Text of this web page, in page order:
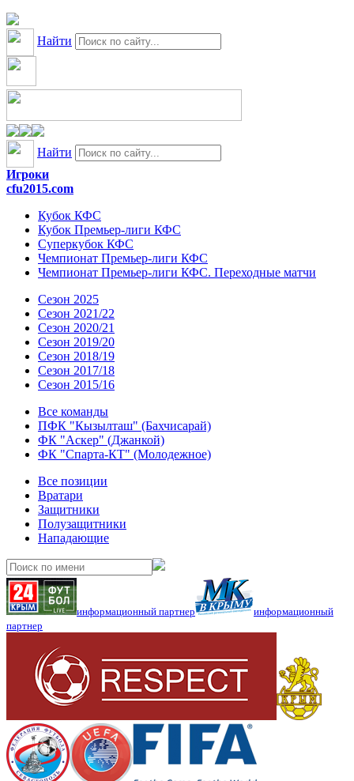
Найти
Найти
Игроки
cfu2015.com
Кубок КФС
Кубок Премьер-лиги КФС
Суперкубок КФС
Чемпионат Премьер-лиги КФС
Чемпионат Премьер-лиги КФС. Переходные матчи
Сезон 2025
Сезон 2021/22
Сезон 2020/21
Сезон 2019/20
Сезон 2018/19
Сезон 2017/18
Сезон 2015/16
Все команды
ПФК "Кызылташ" (Бахчисарай)
ФК "Аскер" (Джанкой)
ФК "Спарта-КТ" (Молодежное)
Все позиции
Вратари
Защитники
Полузащитники
Нападающие
информационный партнер
информационный
партнер